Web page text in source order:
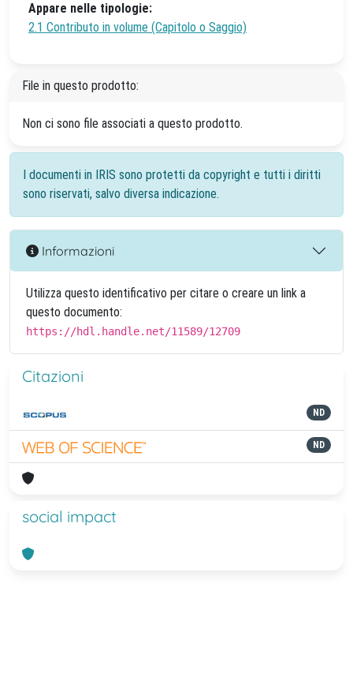
Appare nelle tipologie:
2.1 Contributo in volume (Capitolo o Saggio)
File in questo prodotto:
Non ci sono file associati a questo prodotto.
I documenti in IRIS sono protetti da copyright e tutti i diritti
sono riservati, salvo diversa indicazione.
Informazioni
Utilizza questo identificativo per citare o creare un link a
questo documento:
https://hdl.handle.net/11589/12709
Citazioni
ND
ND
social impact